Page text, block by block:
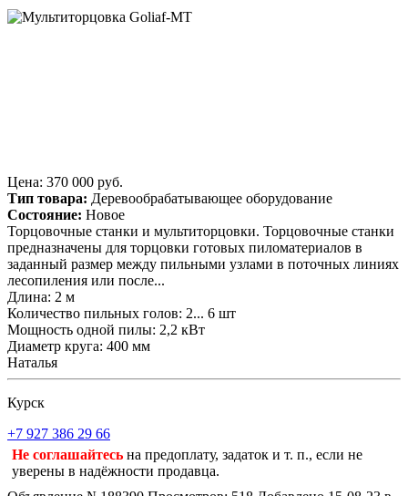
Цена: 370 000 руб.
Тип товара: Деревообрабатывающее оборудование
Состояние: Новое
Торцовочные станки и мультиторцовки. Торцовочные станки
предназначены для торцовки готовых пиломатериалов в
заданный размер между пильными узлами в поточных линиях
лесопиления или после...
Длина: 2 м
Количество пильных голов: 2... 6 шт
Мощность одной пилы: 2,2 кВт
Диаметр круга: 400 мм
Наталья
Курск
+7 927 386 29 66
Не соглашайтесь на предоплату, задаток и т. п., если не
уверены в надёжности продавца.